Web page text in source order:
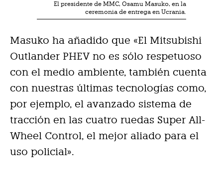
El presidente de MMC, Osamu Masuko, en la
ceremonia de entrega en Ucrania.
Masuko ha añadido que «El Mitsubishi
Outlander PHEV no es sólo respetuoso
con el medio ambiente, también cuenta
con nuestras últimas tecnologías como,
por ejemplo, el avanzado sistema de
tracción en las cuatro ruedas Super All-
Wheel Control, el mejor aliado para el
uso policial».